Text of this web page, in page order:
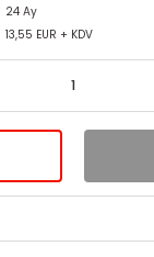
24 Ay
13,55 EUR + KDV